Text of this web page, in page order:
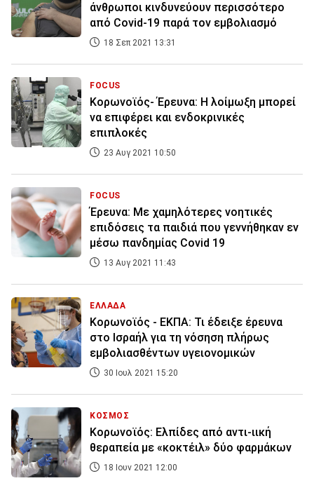
άνθρωποι κινδυνεύουν περισσότερο
από Covid-19 παρά τον εμβολιασμό
18 Σεπ 2021 13:31
FOCUS
Κορωνοϊός- Έρευνα: Η λοίμωξη μπορεί
να επιφέρει και ενδοκρινικές
επιπλοκές
23 Αυγ 2021 10:50
FOCUS
Έρευνα: Με χαμηλότερες νοητικές
επιδόσεις τα παιδιά που γεννήθηκαν εν
μέσω πανδημίας Covid 19
13 Αυγ 2021 11:43
ΕΛΛΑΔΑ
Κορωνοϊός - ΕΚΠΑ: Τι έδειξε έρευνα
στο Ισραήλ για τη νόσηση πλήρως
εμβολιασθέντων υγειονομικών
30 Ιουλ 2021 15:20
ΚΟΣΜΟΣ
Κορωνοϊός: Ελπίδες από αντι-ιική
θεραπεία με «κοκτέιλ» δύο φαρμάκων
18 Ιουν 2021 12:00